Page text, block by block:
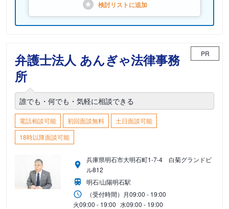
検討リストに追加
弁護士法人 あんぎゃ法律事務
所
PR
誰でも・何でも・気軽に相談できる
電話相談可能 初回面談無料
土日面談可能
18時以降面談可能
兵庫県明石市大明石町1-7-4 白菊グランドビ
ル812
明石/山陽明石駅
（受付時間） 月09:00 - 19:00
火09:00 - 19:00 水09:00 - 19:00